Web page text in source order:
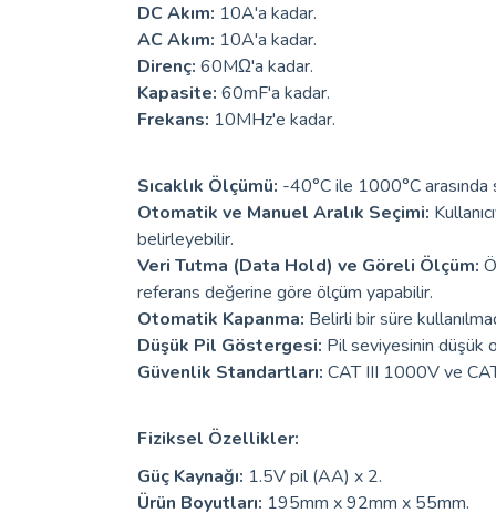
DC Akım: 10A'a kadar.
AC Akım: 10A'a kadar.
Direnç: 60MΩ'a kadar.
Kapasite: 60mF'a kadar.
Frekans: 10MHz'e kadar.
Sıcaklık Ölçümü: -40°C ile 1000°C arasında
Otomatik ve Manuel Aralık Seçimi:
belirleyebilir.
Veri Tutma (Data Hold) ve Göreli Ölçüm:
referans değerine göre ölçüm yapabilir.
Otomatik Kapanma: Belirli bir süre
Düşük Pil Göstergesi: Pil seviyesinin düşük
Güvenlik Standartları: CAT III 1000V ve
Fiziksel Özellikler:
Güç Kaynağı: 1.5V pil (AA) x 2.
Ürün Boyutları: 195mm x 92mm x 55mm.